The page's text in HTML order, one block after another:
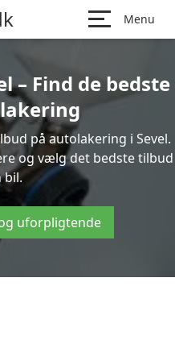
Menu
– Find de bedste
på autolakering i Sevel.
og vælg det bedste tilbud
bil.
uforpligtende